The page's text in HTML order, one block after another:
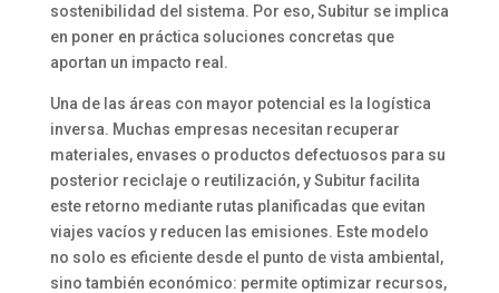
sostenibilidad del sistema. Por eso, Subitur se implica
en poner en práctica soluciones concretas que
aportan un impacto real.
Una de las áreas con mayor potencial es la logística
inversa. Muchas empresas necesitan recuperar
materiales, envases o productos defectuosos para su
posterior reciclaje o reutilización, y Subitur facilita
este retorno mediante rutas planificadas que evitan
viajes vacíos y reducen las emisiones. Este modelo
no solo es eficiente desde el punto de vista ambiental,
sino también económico: permite optimizar recursos,